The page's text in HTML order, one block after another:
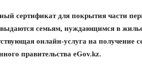
сертификат для покрытия части
семьям, нуждающимся в
онлайн-услуга на получение
правительства eGov.kz.